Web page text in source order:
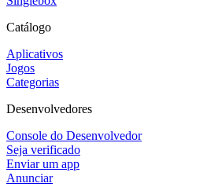
Catálogo
Aplicativos
Jogos
Categorias
Desenvolvedores
Console do Desenvolvedor
Seja verificado
Enviar um app
Anunciar